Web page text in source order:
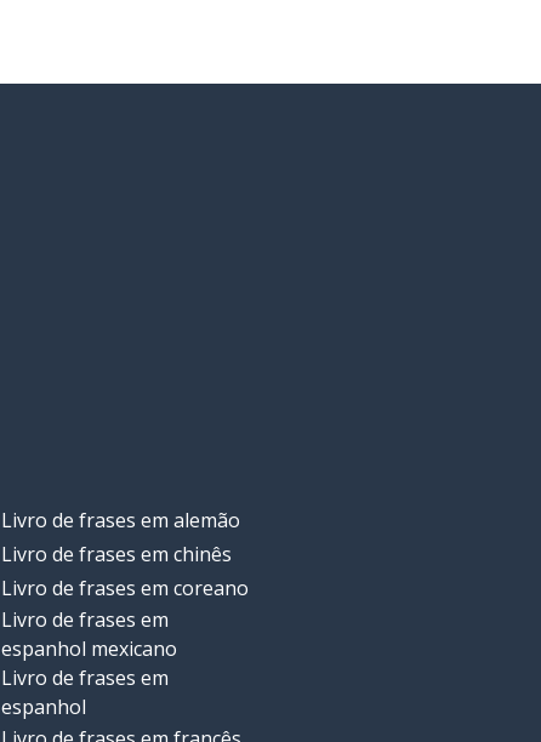
Livro de frases em alemão
Livro de frases em chinês
Livro de frases em coreano
Livro de frases em
espanhol mexicano
Livro de frases em
espanhol